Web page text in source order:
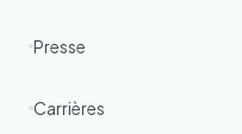
Presse
Carrières